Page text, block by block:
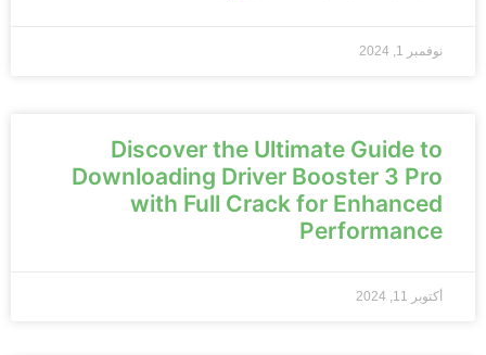
نوفمبر 1, 2024
Discover the Ultimate Guide to
Downloading Driver Booster 3 Pro
with Full Crack for Enhanced
Performance
أكتوبر 11, 2024